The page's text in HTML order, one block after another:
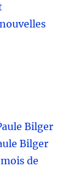
Bilger
Bilger
de